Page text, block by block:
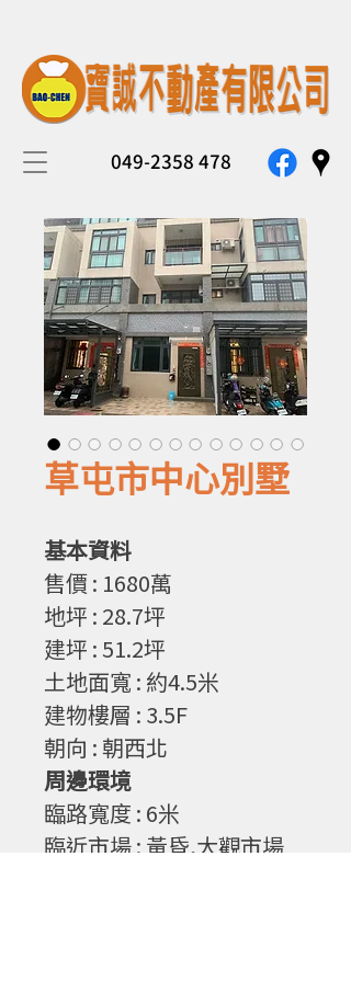
049-2358 478
草屯市中心別墅
基本資料
售價 : 1680萬
地坪 : 28.7坪
建坪 : 51.2坪
土地面寬 : 約4.5米
建物樓層 : 3.5F
朝向 : 朝西北
周邊環境
臨路寬度 : 6米
臨近市場 : 黃昏,大觀市場